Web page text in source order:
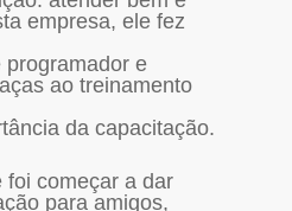
empresa, ele fez
programador e
ao treinamento
da capacitação.
foi começar a dar
para amigos,